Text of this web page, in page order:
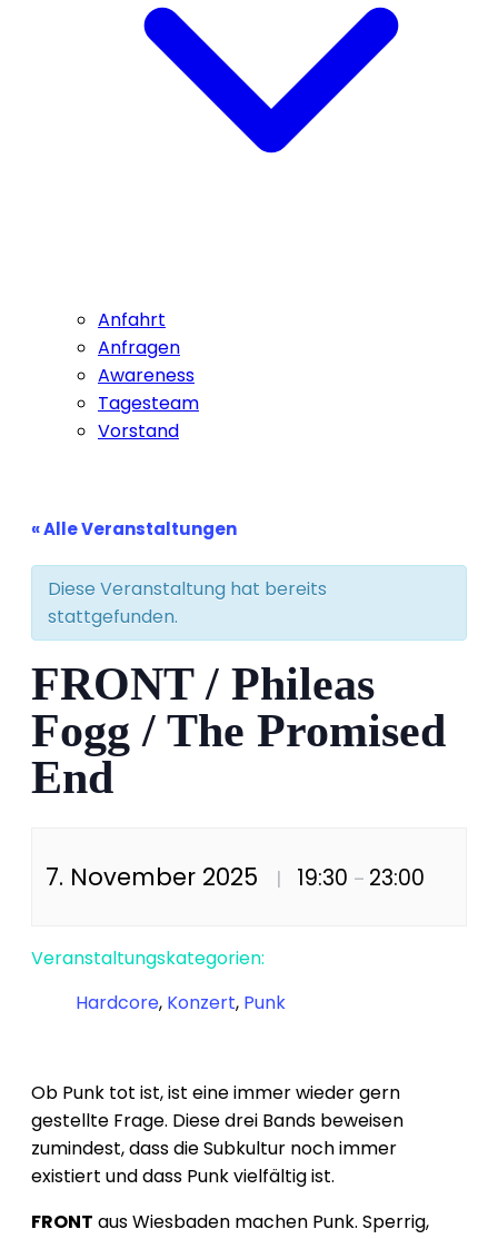
Anfahrt
Anfragen
Awareness
Tagesteam
Vorstand
« Alle Veranstaltungen
Diese Veranstaltung hat bereits
stattgefunden.
FRONT / Phileas
Fogg / The Promised
End
7. November 2025 19:30 – 23:00
Veranstaltungskategorien:
Hardcore, Konzert, Punk
Ob Punk tot ist, ist eine immer wieder gern
gestellte Frage. Diese drei Bands beweisen
zumindest, dass die Subkultur noch immer
existiert und dass Punk vielfältig ist.
FRONT aus Wiesbaden machen Punk. Sperrig,